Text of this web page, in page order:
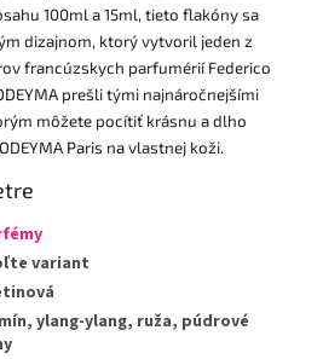
100ml a 15ml, tieto flakóny sa
dizajnom, ktorý vytvoril jeden z
francúzskych parfumérií Federico
prešli tými najnáročnejšími
môžete pocítiť krásnu a dlho
Paris na vlastnej koži.
variant
ylang-ylang, ruža, púdrové